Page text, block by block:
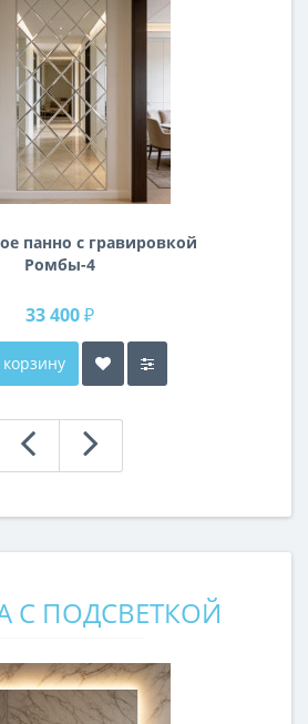
панно с гравировкой
Ромбы-4
33 400 ₽
С ПОДСВЕТКОЙ